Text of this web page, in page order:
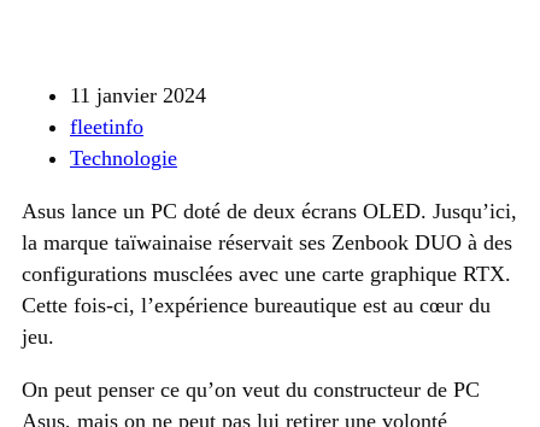
11 janvier 2024
fleetinfo
Technologie
Asus lance un PC doté de deux écrans OLED. Jusqu’ici,
la marque taïwainaise réservait ses Zenbook DUO à des
configurations musclées avec une carte graphique RTX.
Cette fois-ci, l’expérience bureautique est au cœur du
jeu.
On peut penser ce qu’on veut du constructeur de PC
Asus, mais on ne peut pas lui retirer une volonté